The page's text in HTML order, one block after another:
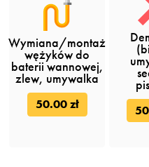
Wymiana/montaż
wężyków do
baterii wannowej,
zlew, umywalka
50.00 zł